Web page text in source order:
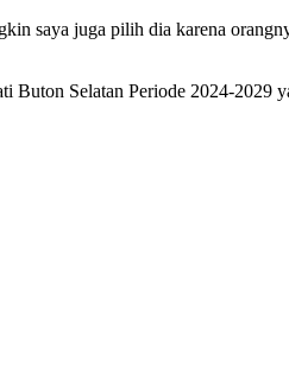
saya juga pilih dia karena
Buton Selatan Periode 2024-